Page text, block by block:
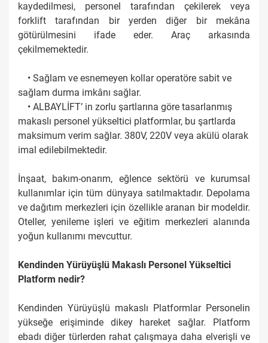
kaydedilmesi, personel tarafından çekilerek veya
forklift tarafından bir yerden diğer bir mekâna
götürülmesini ifade eder. Araç arkasında
çekilmemektedir.
• Sağlam ve esnemeyen kollar operatöre sabit ve
sağlam durma imkânı sağlar.
• ALBAYLİFT’ in zorlu şartlarına göre tasarlanmış
makaslı personel yükseltici platformlar, bu şartlarda
maksimum verim sağlar. 380V, 220V veya akülü olarak
imal edilebilmektedir.
İnşaat, bakım-onarım, eğlence sektörü ve kurumsal
kullanımlar için tüm dünyaya satılmaktadır. Depolama
ve dağıtım merkezleri için özellikle aranan bir modeldir.
Oteller, yenileme işleri ve eğitim merkezleri alanında
yoğun kullanımı mevcuttur.
Kendinden Yürüyüşlü Makaslı Personel Yükseltici
Platform nedir?
Kendinden Yürüyüşlü makaslı Platformlar Personelin
yükseğe erişiminde dikey hareket sağlar. Platform
ebadı diğer türlerden rahat çalışmaya daha elverişli ve